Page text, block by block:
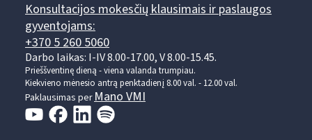
Konsultacijos mokesčių klausimais ir paslaugos
gyventojams:
+370 5 260 5060
Darbo laikas: I-IV 8.00-17.00, V 8.00-15.45.
Prieššventinę dieną - viena valanda trumpiau.
Kiekvieno mėnesio antrą penktadienį 8.00 val. - 12.00 val.
Paklausimas perMano VMI